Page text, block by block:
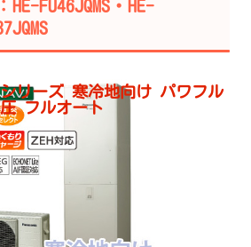
HE-FU46JQMS・HE-
リーズ 寒冷地向け パワフル
フルオート